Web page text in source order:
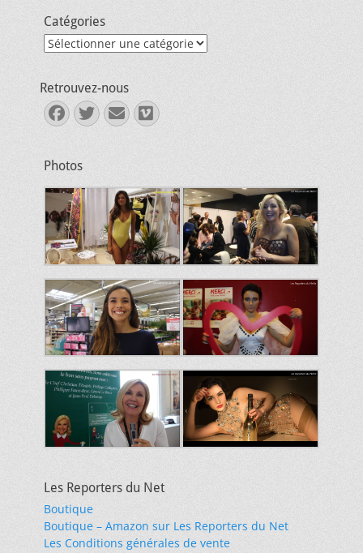
Catégories
Catégories
Retrouvez-nous
Facebook
Twitter
E-
mail
Vimeo
Photos
Les Reporters du Net
Boutique
Boutique – Amazon sur Les Reporters du Net
Les Conditions générales de vente